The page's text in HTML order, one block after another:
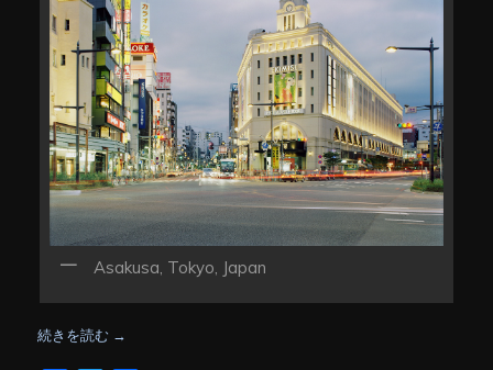
Asakusa, Tokyo, Japan
続きを読む →